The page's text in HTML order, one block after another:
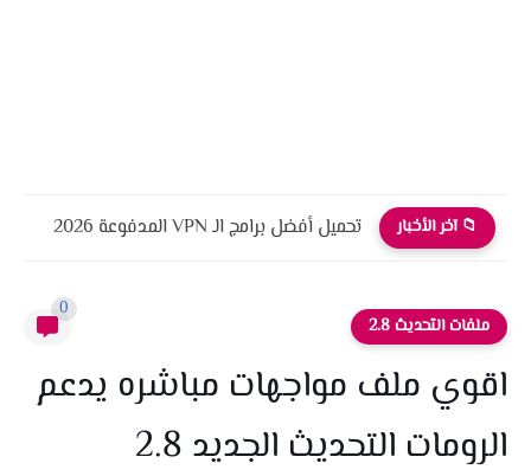
📁 آخر الأخبار تحميل أفضل برامج الـ VPN المدفوعة 2026
ملفات التحديث 2.8
0
اقوي ملف مواجهات مباشره يدعم
الرومات التحديث الجديد 2.8